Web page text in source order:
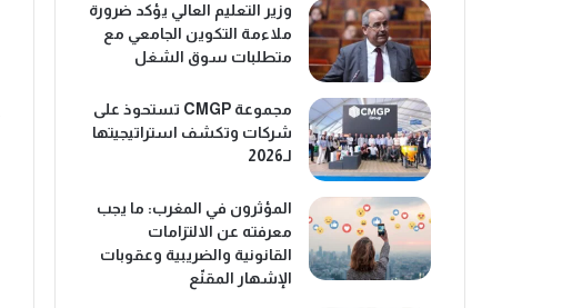
وزير التعليم العالي يؤكد ضرورة
ملاءمة التكوين الجامعي مع
متطلبات سوق الشغل
مجموعة CMGP تستحوذ على
شركات وتكشف استراتيجيتها
لـ2026
المؤثرون في المغرب: ما يجب
معرفته عن الالتزامات
القانونية والضريبية وعقوبات
الإشهار المقنّع